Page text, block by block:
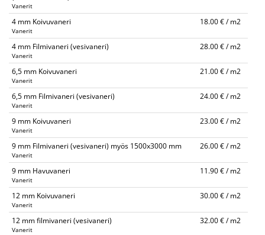
Vanerit
4 mm Koivuvaneri
Vanerit
18.00 € / m2
4 mm Filmivaneri (vesivaneri)
Vanerit
28.00 € / m2
6,5 mm Koivuvaneri
Vanerit
21.00 € / m2
6,5 mm Filmivaneri (vesivaneri)
Vanerit
24.00 € / m2
9 mm Koivuvaneri
Vanerit
23.00 € / m2
9 mm Filmivaneri (vesivaneri) myös 1500x3000 mm
Vanerit
26.00 € / m2
9 mm Havuvaneri
Vanerit
11.90 € / m2
12 mm Koivuvaneri
Vanerit
30.00 € / m2
12 mm filmivaneri (vesivaneri)
Vanerit
32.00 € / m2